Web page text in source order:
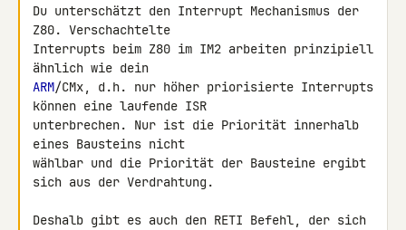
Du unterschätzt den Interrupt Mechanismus der
Z80. Verschachtelte
Interrupts beim Z80 im IM2 arbeiten prinzipiell
ARM/CMx, d.h. nur höher priorisierte Interrupts
können eine laufende ISR
unterbrechen. Nur ist die Priorität innerhalb
eines Bausteins nicht
wählbar und die Priorität der Bausteine ergibt
sich aus der Verdrahtung.
Deshalb gibt es auch den RETI Befehl, der sich